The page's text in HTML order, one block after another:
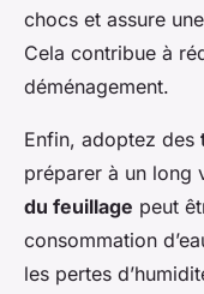
chocs et assure
Cela contribue à
déménagement.
Enfin, adoptez des
préparer à un long
du feuillage peut
consommation
les pertes